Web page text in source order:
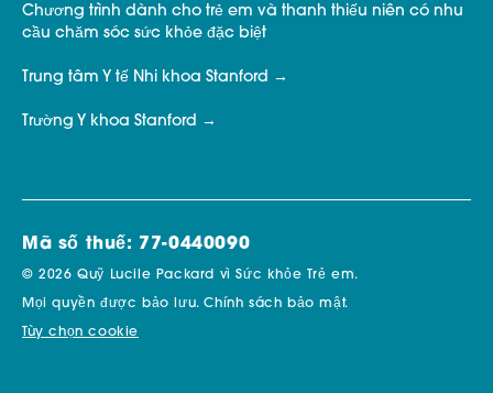
Chương trình dành cho trẻ em và thanh thiếu niên có nhu
cầu chăm sóc sức khỏe đặc biệt
Trung tâm Y tế Nhi khoa Stanford
Trường Y khoa Stanford
Mã số thuế: 77-0440090
© 2026 Quỹ Lucile Packard vì Sức khỏe Trẻ em.
Mọi quyền được bảo lưu.Chính sách bảo mật.
Tùy chọn cookie